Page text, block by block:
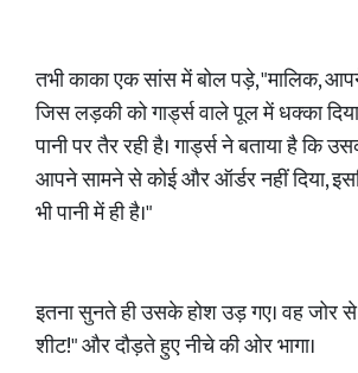
​तभी काका एक सांस में बोल पड़े, "मालिक,
जिस लड़की को गार्ड्स वाले पूल में धक्का
पानी पर तैर रही है। गार्ड्स ने बताया है कि
आपने सामने से कोई और ऑर्डर नहीं दिया,
भी पानी में ही है।"
​इतना सुनते ही उसके होश उड़ गए। वह जोर
शीट!" और दौड़ते हुए नीचे की ओर भागा।